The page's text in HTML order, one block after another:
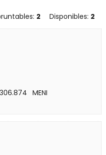
2 Disponibles: 2
306.874 MENI